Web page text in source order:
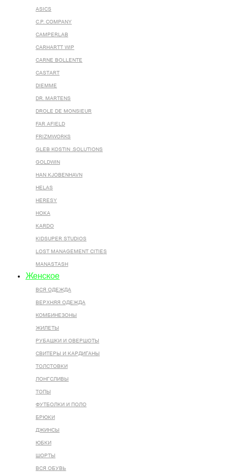
ASICS
C.P. COMPANY
CAMPERLAB
CARHARTT WIP
CARNE BOLLENTE
CASTART
DIEMME
DR. MARTENS
DROLE DE MONSIEUR
FAR AFIELD
FRIZMWORKS
GLEB KOSTIN .SOLUTIONS
GOLDWIN
HAN KJOBENHAVN
HELAS
HERESY
HOKA
KARDO
KIDSUPER STUDIOS
LOST MANAGEMENT CITIES
MANASTASH
Женское
ВСЯ ОДЕЖДА
ВЕРХНЯЯ ОДЕЖДА
КОМБИНЕЗОНЫ
ЖИЛЕТЫ
РУБАШКИ И ОВЕРШОТЫ
СВИТЕРЫ И КАРДИГАНЫ
ТОЛСТОВКИ
ЛОНГСЛИВЫ
ТОПЫ
ФУТБОЛКИ И ПОЛО
БРЮКИ
ДЖИНСЫ
ЮБКИ
ШОРТЫ
ВСЯ ОБУВЬ